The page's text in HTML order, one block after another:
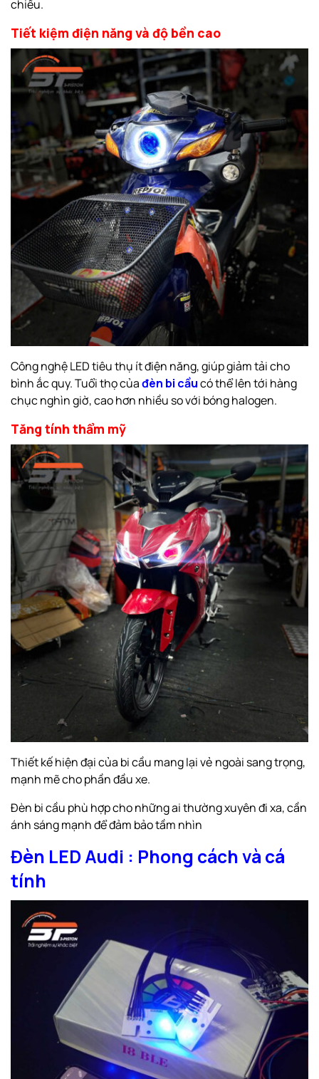
chiều.
Tiết kiệm điện năng và độ bền cao
Công nghệ LED tiêu thụ ít điện năng, giúp giảm tải cho
bình ắc quy. Tuổi thọ củađèn bi cầucó thể lên tới hàng
chục nghìn giờ, cao hơn nhiều so với bóng halogen.
Tăng tính thẩm mỹ
Thiết kế hiện đại của bi cầu mang lại vẻ ngoài sang trọng,
mạnh mẽ cho phần đầu xe.
Đèn bi cầu phù hợp cho những ai thường xuyên đi xa, cần
ánh sáng mạnh để đảm bảo tầm nhìn
Đèn LED Audi : Phong cách và cá
tính